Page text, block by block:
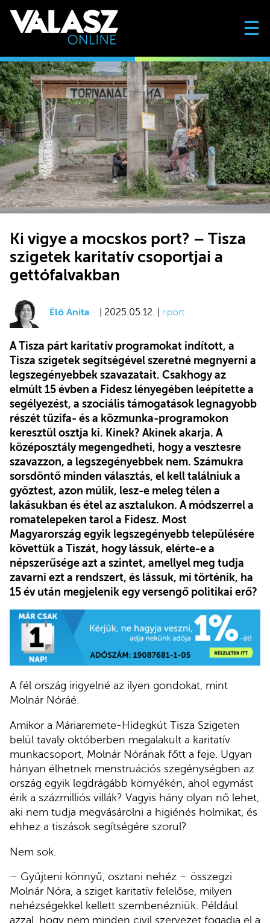
☰
Ki vigye a mocskos port? – Tisza
szigetek karitatív csoportjai a
gettófalvakban
Élő Anita | 2025.05.12. | riport
A Tisza párt karitatív programokat indított, a
Tisza szigetek segítségével szeretné megnyerni a
legszegényebbek szavazatait. Csakhogy az
elmúlt 15 évben a Fidesz lényegében leépítette a
segélyezést, a szociális támogatások legnagyobb
részét tűzifa- és a közmunka-programokon
keresztül osztja ki. Kinek? Akinek akarja. A
középosztály megengedheti, hogy a vesztesre
szavazzon, a legszegényebbek nem. Számukra
sorsdöntő minden választás, el kell találniuk a
győztest, azon múlik, lesz-e meleg télen a
lakásukban és étel az asztalukon. A módszerrel a
romatelepeken tarol a Fidesz. Most
Magyarország egyik legszegényebb településére
követtük a Tiszát, hogy lássuk, elérte-e a
népszerűsége azt a szintet, amellyel meg tudja
zavarni ezt a rendszert, és lássuk, mi történik, ha
15 év után megjelenik egy versengő politikai erő?
A fél ország irigyelné az ilyen gondokat, mint
Molnár Nóráé.
Amikor a Máriaremete-Hidegkút Tisza Szigeten
belül tavaly októberben megalakult a karitatív
munkacsoport, Molnár Nórának főtt a feje. Ugyan
hányan élhetnek menstruációs szegénységben az
ország egyik legdrágább környékén, ahol egymást
érik a százmilliós villák? Vagyis hány olyan nő lehet,
aki nem tudja megvásárolni a higiénés holmikat, és
ehhez a tiszások segítségére szorul?
Nem sok.
– Gyűjteni könnyű, osztani nehéz – összegzi
Molnár Nóra, a sziget karitatív felelőse, milyen
nehézségekkel kellett szembenézniük. Például
azzal, hogy nem minden civil szervezet fogadja el a